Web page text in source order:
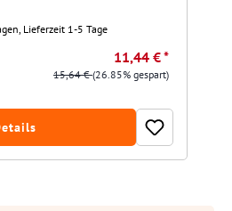
Lieferzeit 1-5 Tage
11,44 € *
15,64 €(26.85% gespart)